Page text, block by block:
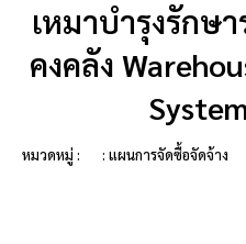
เหมาบำรุงรักษ
คงคลัง
หมวดหมู่ : : แผนการจัดซื้อจัดจ้าง